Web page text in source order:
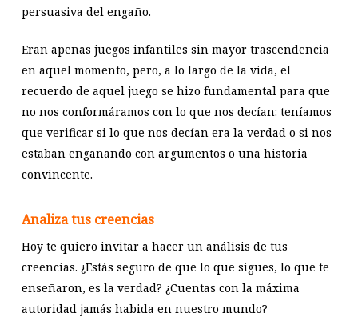
persuasiva del engaño.
Eran apenas juegos infantiles sin mayor trascendencia
en aquel momento, pero, a lo largo de la vida, el
recuerdo de aquel juego se hizo fundamental para que
no nos conformáramos con lo que nos decían: teníamos
que verificar si lo que nos decían era la verdad o si nos
estaban engañando con argumentos o una historia
convincente.
Analiza tus creencias
Hoy te quiero invitar a hacer un análisis de tus
creencias. ¿Estás seguro de que lo que sigues, lo que te
enseñaron, es la verdad? ¿Cuentas con la máxima
autoridad jamás habida en nuestro mundo?